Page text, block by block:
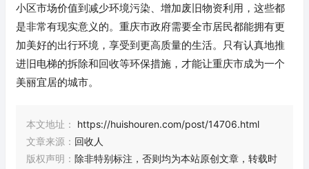
小区市场价值到减少环境污染、增加废旧物资利用，这些都
是非常有现实意义的。重庆市政府需要全市居民都能拥有更
加美好的出行环境，享受到更高质量的生活。只有认真地推
进旧电梯的拆除和回收等环保措施，才能让重庆市成为一个
美丽宜居的城市。
本文地址：
https://huishouren.com/post/14706.html
文章来源： 回收人
版权声明： 除非特别标注，否则均为本站原创文章，转载时